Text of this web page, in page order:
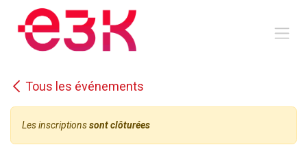
Se rendre au contenu
Tous les événements
Les inscriptionssont clôturées